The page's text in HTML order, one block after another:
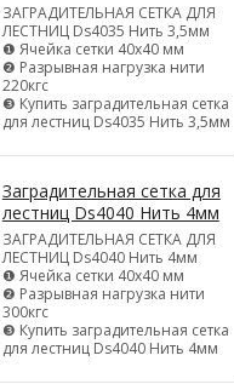
ЗАГРАДИТЕЛЬНАЯ СЕТКА ДЛЯ
ЛЕСТНИЦ Ds4035 Нить 3,5мм
❶ Ячейка сетки 40х40 мм
❷ Разрывная нагрузка нити
220кгс
❸ Купить заградительная сетка
для лестниц Ds4035 Нить 3,5мм
Заградительная сетка для
лестниц Ds4040 Нить 4мм
ЗАГРАДИТЕЛЬНАЯ СЕТКА ДЛЯ
ЛЕСТНИЦ Ds4040 Нить 4мм
❶ Ячейка сетки 40х40 мм
❷ Разрывная нагрузка нити
300кгс
❸ Купить заградительная сетка
для лестниц Ds4040 Нить 4мм